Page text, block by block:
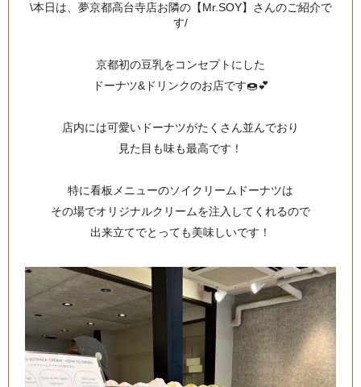
\本日は、夢京都高台寺店お隣の【Mr.SOY】さんのご紹介で
す/
京都初の豆乳をコンセプトにした
ドーナツ&ドリンクのお店です🍩💕
店内には可愛いドーナツがたくさん並んでおり
見た目も味も最高です！
特に看板メニューのソイクリームドーナツは
その場でオリジナルクリームを注入してくれるので
出来立てでとっても美味しいです！